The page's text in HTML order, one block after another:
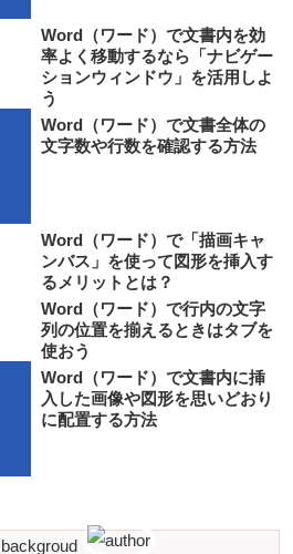
Word（ワード）で文書内を効
率よく移動するなら「ナビゲー
ションウィンドウ」を活用しよ
う
Word（ワード）で文書全体の
文字数や行数を確認する方法
Word（ワード）で「描画キャ
ンバス」を使って図形を挿入す
るメリットとは？
Word（ワード）で行内の文字
列の位置を揃えるときはタブを
使おう
Word（ワード）で文書内に挿
入した画像や図形を思いどおり
に配置する方法